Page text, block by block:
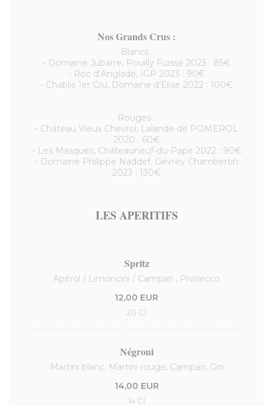
Nos Grands Crus :
Blancs :
- Domaine Jubarre, Pouilly Fuissé 2023 : 85€
- Roc d’Anglade, IGP 2023 : 90€
- Chablis 1er Cru, Domaine d’Elise 2022 : 100€
Rouges :
- Château Vieux Chevrol, Lalande de POMEROL
2020 : 60€
- Les Masques, Châteauneuf-du-Pape 2022 : 90€
- Domaine Philippe Naddef, Gevrey Chambertin
2023 : 130€
LES APERITIFS
Spritz
Apérol / Limoncini / Campari , Prosecco
12,00 EUR
20 Cl
Négroni
Martini blanc, Martini rouge, Campari, Gin
14,00 EUR
14 Cl